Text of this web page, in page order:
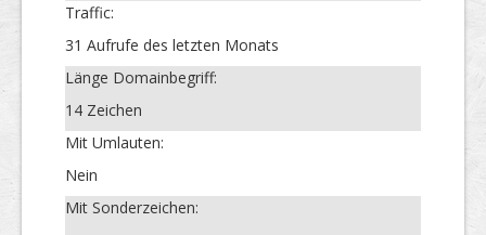
Traffic:
31 Aufrufe des letzten Monats
Länge Domainbegriff:
14 Zeichen
Mit Umlauten:
Nein
Mit Sonderzeichen: